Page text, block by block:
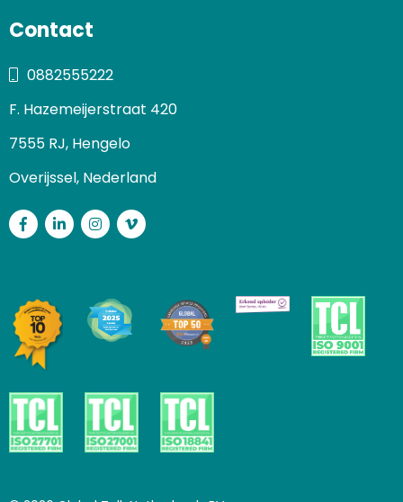
Contact
0882555222
F. Hazemeijerstraat 420
7555 RJ, Hengelo
Overijssel, Nederland
Facebook
LinkedInInstagram
Vimeo